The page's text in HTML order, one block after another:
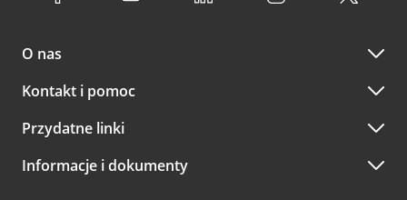
O nas
Kontakt i pomoc
Przydatne linki
Informacje i dokumenty